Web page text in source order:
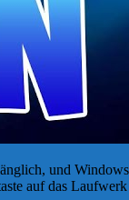
und
auf das